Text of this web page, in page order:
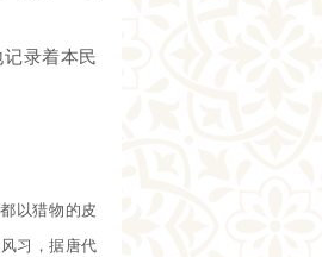
录着本民
以猎物的皮
习，据唐代